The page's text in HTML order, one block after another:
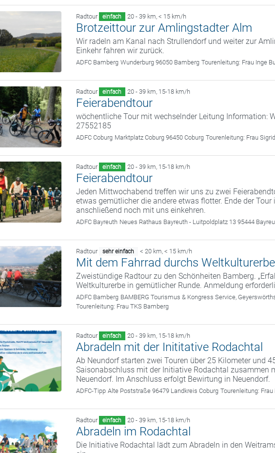
Radtour einfach 20 - 39 km, < 15 km/h
Brotzeittour zur Amlingstadter Alm
Wir radeln am Kanal nach Strullendorf und weiter zur
Einkehr fahren wir zurück.
ADFC Bamberg Wunderburg 96050 Bamberg Tourenleitung: Frau Inge
Radtour einfach 20 - 39 km, 15-18 km/h
Feierabendtour
wöchentliche Tour mit wechselnder Leitung Information:
27552185
ADFC Coburg Marktplatz Coburg 96450 Coburg Tourenleitung: Frau
Radtour einfach 20 - 39 km, 15-18 km/h
Feierabendtour
Jeden Mittwochabend treffen wir uns zu zwei
etwas gemütlicher die andere etwas flotter. Ende der Tour
anschließend noch mit uns einkehren.
ADFC Bayreuth Neues Rathaus Bayreuth - Luitpoldplatz 13 95444
Radtour sehr einfach < 20 km, < 15 km/h
Mit dem Fahrrad durchs Weltkulturerbe
Zweistündige Radtour zu den Schönheiten Bamberg.
Weltkulturerbe in gemütlicher Runde. Anmeldung
ADFC Bamberg BAMBERG Tourismus & Kongress Service,
Tourenleitung: Frau TKS Bamberg
Radtour einfach 20 - 39 km, 15-18 km/h
Abradeln mit der Inititative Rodachtal
Ab Neundorf starten zwei Touren über 25 Kilometer und
Saisonabschluss mit der Initiative Rodachtal zusammen
Neuendorf. Im Anschluss erfolgt Bewirtung in Neuendorf.
ADFC-Tipp Alte Poststraße 96479 Landkreis Coburg Tourenleitung:
Radtour einfach 20 - 39 km, 15-18 km/h
Abradeln im Rodachtal
Die Initiative Rodachtal lädt zum Abradeln in den